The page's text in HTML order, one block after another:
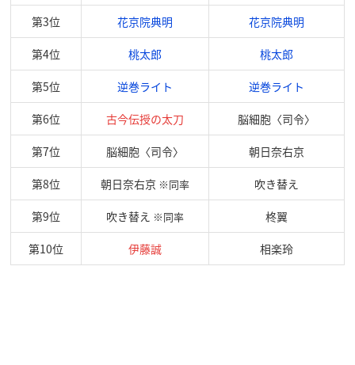
第3位 花京院典明 花京院典明
第4位 桃太郎 桃太郎
第5位 逆巻ライト 逆巻ライト
第6位 古今伝授の太刀 脳細胞〈司令〉
第7位 脳細胞〈司令〉 朝日奈右京
第8位 朝日奈右京 ※同率 吹き替え
第9位 吹き替え ※同率 柊翼
第10位 伊藤誠 相楽玲